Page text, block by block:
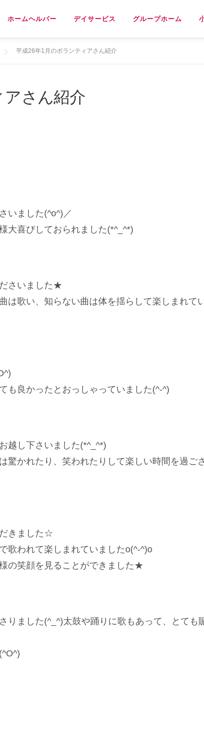
ホームヘルパー デイサービス グループホーム
平成26年1月のボランティアさん紹介
さん紹介
いました(^o^)／
大喜びしておられました(*^_^*)
さいました★
は歌い、知らない曲は体を揺らして楽しまれて
も良かったとおっしゃっていました(^-^)
越し下さいました(*^_^*)
驚かれたり、笑われたりして楽しい時間を過ごさ
きました☆
歌われて楽しまれていましたo(^-^)o
の笑顔を見ることができました★
りました(^_^)太鼓や踊りに歌もあって、とても